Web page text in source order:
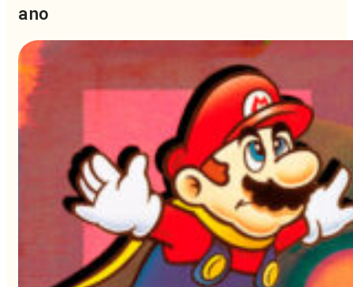
ano